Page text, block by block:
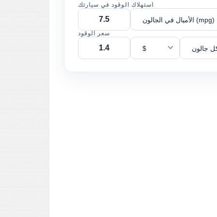
استهلاك الوقود في سيارتك
الأميال في الجالون (mpg)
سعر الوقود
$ جالون